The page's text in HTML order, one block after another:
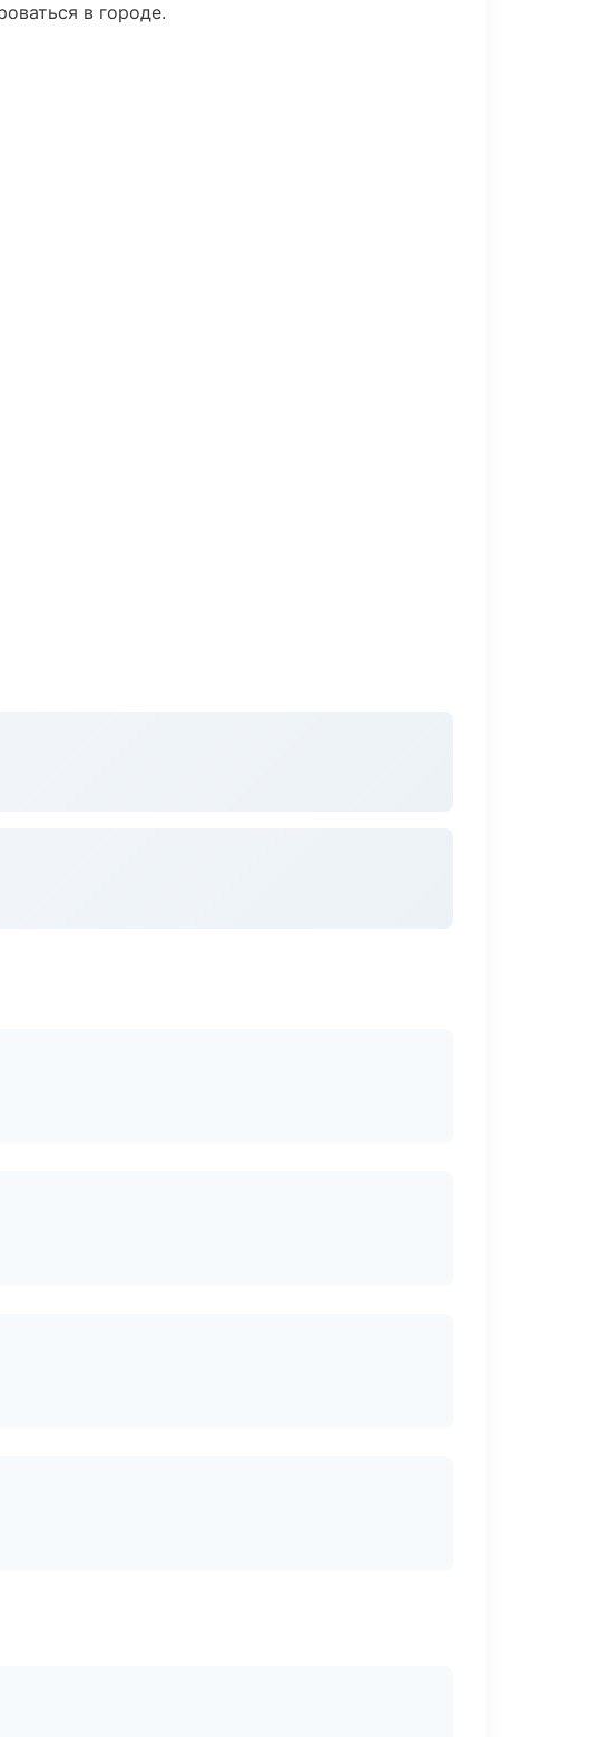
в городе.